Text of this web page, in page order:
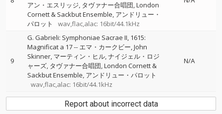
アン・エスリッジ タヴァナー合唱団 London
Cornett & Sackbut Ensemble アンドリュー・
パロット
wav,flac,alac: 16bit/44.1kHz
9
G. Gabrieli: Symphoniae Sacrae II, 1615:
Magnificat a 17-- エマ・カークビー John
Skinner マーティン・ヒル ナイジェル・ロジ
ャーズ タヴァナー合唱団 London Cornett &
Sackbut Ensemble アンドリュー・パロット
wav,flac,alac: 16bit/44.1kHz
N/A
Report about incorrect data